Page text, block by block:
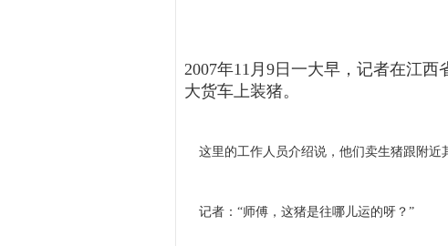
2007年11月9日一大早，记者在江
大货车上装猪。
这里的工作人员介绍说，他们卖生猪跟附近
记者：“师傅，这猪是往哪儿运的呀？”